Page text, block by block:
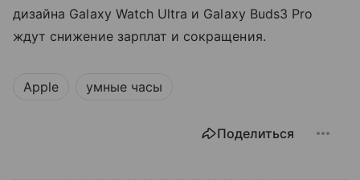
дизайна Galaxy Watch Ultra и Galaxy Buds3 Pro
ждут снижение зарплат и сокращения.
Apple умные часы
Поделиться